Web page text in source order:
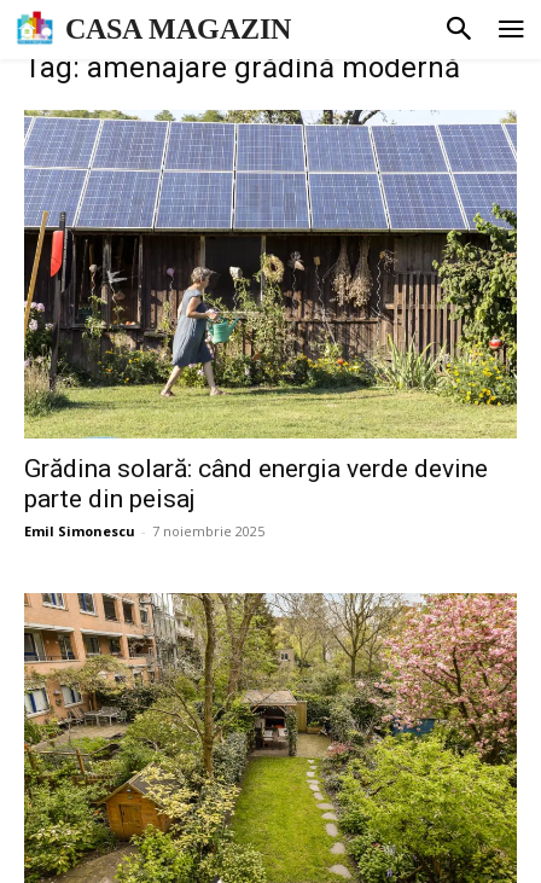
CASA MAGAZIN
Tag: amenajare grădină modernă
Grădina solară: când energia verde devine
parte din peisaj
Emil Simonescu - 7 noiembrie 2025